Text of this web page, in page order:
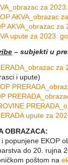
za
AKVA_obrazac
AKVA_obrazac
upute za 2023.
– subjekti u
za
i upute)
upute za
OBRAZACA:
i popunjene EKOP
do 20. rujna
poštom na